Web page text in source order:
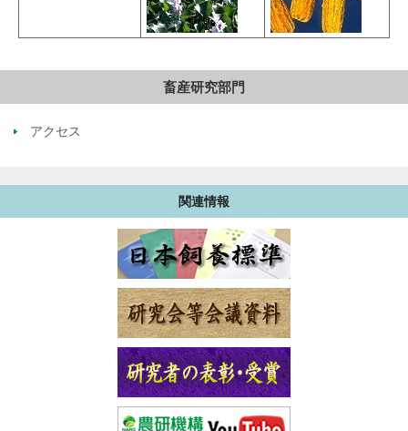
畜産研究部門
アクセス
関連情報